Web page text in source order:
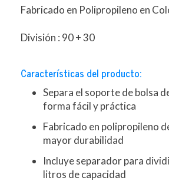
Fabricado en Polipropileno en
División : 90 + 30
Características del producto:
Separa el soporte de bolsa
forma fácil y práctica
Fabricado en polipropileno
mayor durabilidad
Incluye separador para
litros de capacidad